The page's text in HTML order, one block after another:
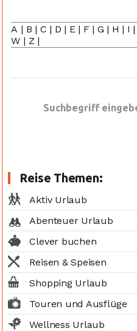
A | B | C | D | E| F| G | H | I |
W | Z |
Reise Themen:
Aktiv Urlaub
Abenteuer Urlaub
Clever buchen
Reisen & Speisen
Shopping Urlaub
Touren und Ausflüge
Wellness Urlaub